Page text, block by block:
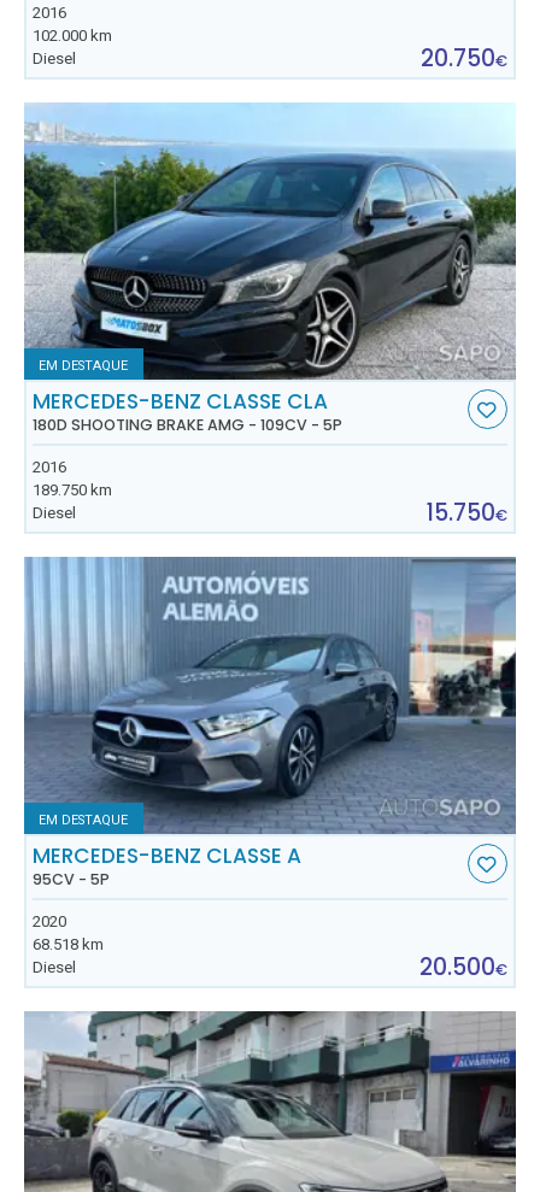
2016
102.000 km
Diesel
20.750€
EM DESTAQUE
MERCEDES-BENZ CLASSE CLA
180D SHOOTING BRAKE AMG - 109CV - 5P
2016
189.750 km
Diesel
15.750€
EM DESTAQUE
MERCEDES-BENZ CLASSE A
95CV - 5P
2020
68.518 km
Diesel
20.500€